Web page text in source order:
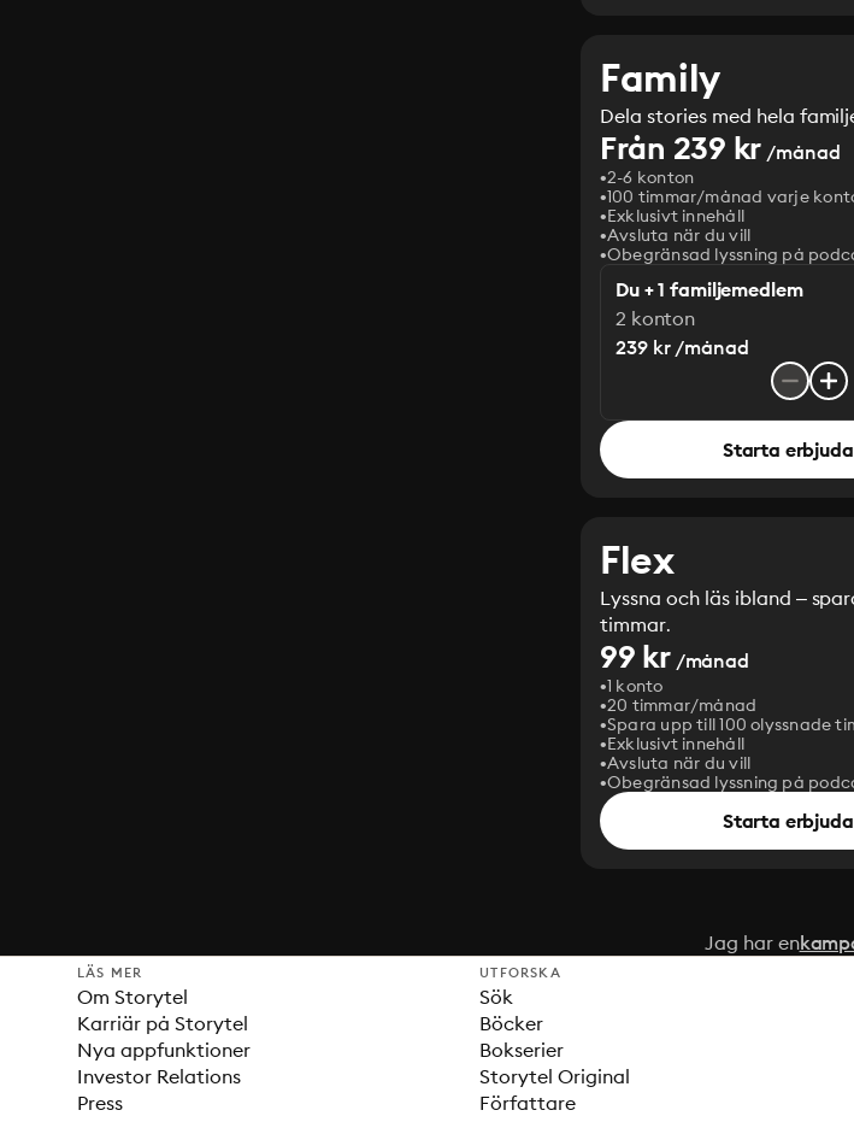
Family
Dela stories med hela
Från 239 kr /månad
2-6 konton
100 timmar/månad varje
Exklusivt innehåll
Avsluta när du vill
Obegränsad lyssning på
Du + 1 familjemedlem
2 konton
239 kr /månad
Starta
Flex
Lyssna och läs ibland –
timmar.
99 kr/månad
1 konto
20 timmar/månad
Spara upp till 100 olyssnade
Exklusivt innehåll
Avsluta när du vill
Obegränsad lyssning på
Starta
Jag har en
LÄS MER
Om Storytel
Karriär på Storytel
Nya appfunktioner
Investor Relations
Press
UTFORSKA
Sök
Böcker
Bokserier
Storytel Original
Författare